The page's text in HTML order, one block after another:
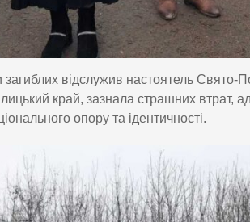
відслужив настоятель Свято-
край, зазнала страшних втрат,
опору та ідентичності.